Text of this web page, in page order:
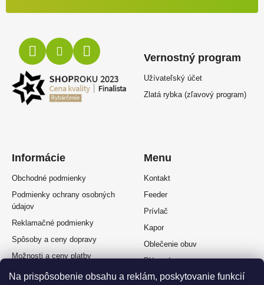
Na prispôsobenie obsahu a reklám, poskytovanie funkcií
Informácie
Obchodné podmienky
Podmienky ochrany osobných
údajov
Reklamačné podmienky
Spôsoby a ceny dopravy
Možnosti a ceny platby
Splátkový predaj
Vernostný program
Užívateľský účet
Zlatá rybka (zľavový program)
Menu
Kontakt
Feeder
Prívlač
Kapor
Oblečenie obuv
Plávaná
Muškárina